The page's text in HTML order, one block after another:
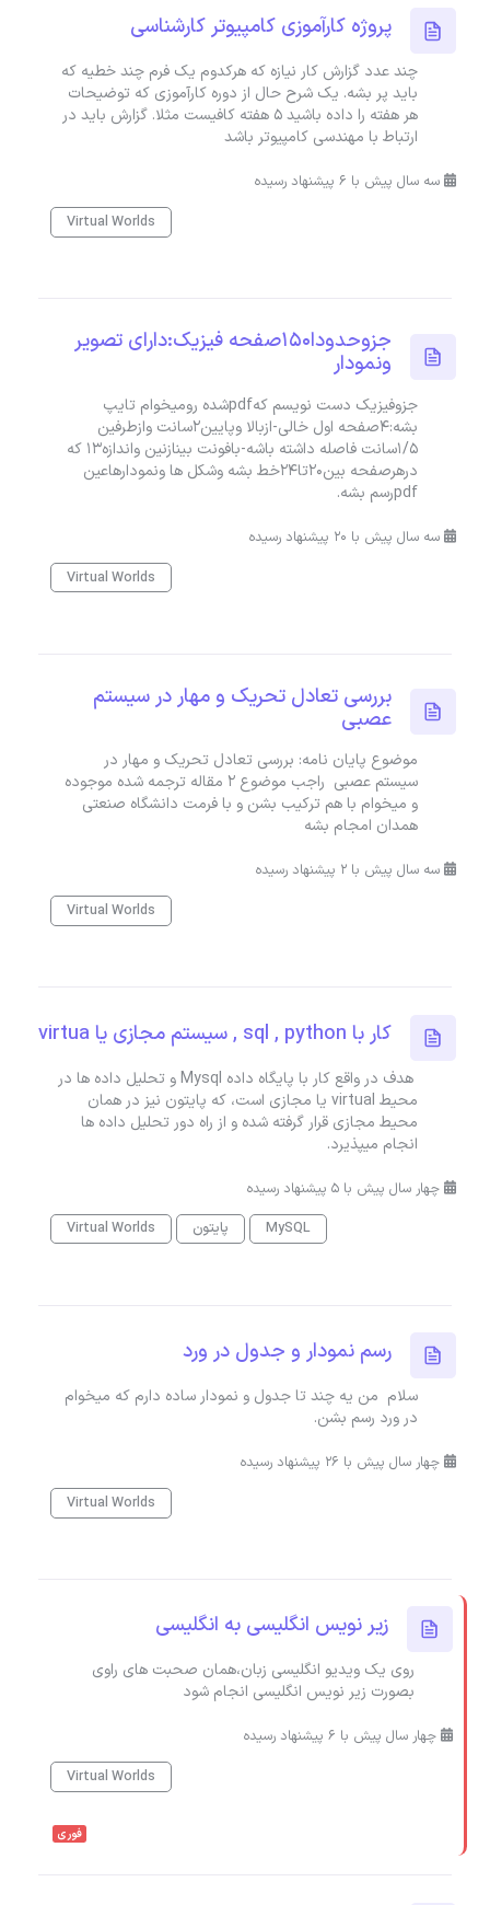
پروژه کارآموزی کامپیوتر کارشناسی
چند عدد گزارش کار نیازه که هرکدوم یک فرم چند خطیه که
باید پر بشه. یک شرح حال از دوره کارآموزی که توضیحات
هر هفته را داده باشید ۵ هفته کافیست مثلا. گزارش باید در
ارتباط با مهندسی کامپیوتر باشد
سه سال پیش با 6 پیشنهاد رسیده
Virtual Worlds
جزوحدودا150صفحه فیزیک:دارای تصویر
ونمودار
جزوفیزیک دست نویسم کهpdfشده رومیخوام تایپ
بشه:4صفحه اول خالی-ازبالا وپایین2سانت وازطرفین
1/5سانت فاصله داشته باشه-بافونت بینازنین واندازه13 که
درهرصفحه بین20تا24خط بشه وشکل ها ونمودارهاعین
pdfرسم بشه.
سه سال پیش با 20 پیشنهاد رسیده
Virtual Worlds
بررسی تعادل تحریک و مهار در سیستم
عصبی
موضوع پایان نامه: بررسی تعادل تحریک و مهار در
سیستم عصبی راجب موضوع ۲ مقاله ترجمه شده موجوده
و میخوام با هم ترکیب بشن و با فرمت دانشگاه صنعتی
همدان امجام بشه
سه سال پیش با 2 پیشنهاد رسیده
Virtual Worlds
کار با sql , python , سیستم مجازی یا virtua
هدف در واقع کار با پایگاه داده Mysql و تحلیل داده ها در
محیط virtual یا مجازی است، که پایتون نیز در همان
محیط مجازی قرار گرفته شده و از راه دور تحلیل داده ها
انجام میپذیرد.
چهار سال پیش با 5 پیشنهاد رسیده
MySQL
پایتون Virtual Worlds
رسم نمودار و جدول در ورد
سلام من یه چند تا جدول و نمودار ساده دارم که میخوام
در ورد رسم بشن.
چهار سال پیش با 26 پیشنهاد رسیده
Virtual Worlds
زیر نویس انگلیسی به انگلیسی
روی یک ویدیو انگلیسی زبان،همان صحبت های راوی
بصورت زیر نویس انگلیسی انجام شود
چهار سال پیش با 6 پیشنهاد رسیده
Virtual Worlds
فوری